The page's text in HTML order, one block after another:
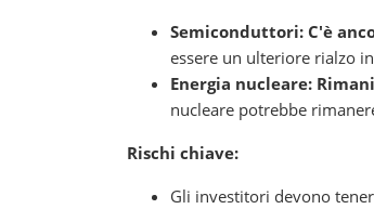
Semiconduttori: C'è
essere un ulteriore rialzo
Energia nucleare:
nucleare potrebbe
Rischi chiave:
Gli investitori devono